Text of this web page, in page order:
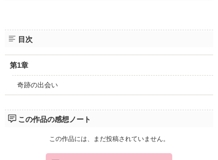
目次
第1章
奇跡の出会い
この作品の感想ノート
この作品には、まだ投稿されていません。